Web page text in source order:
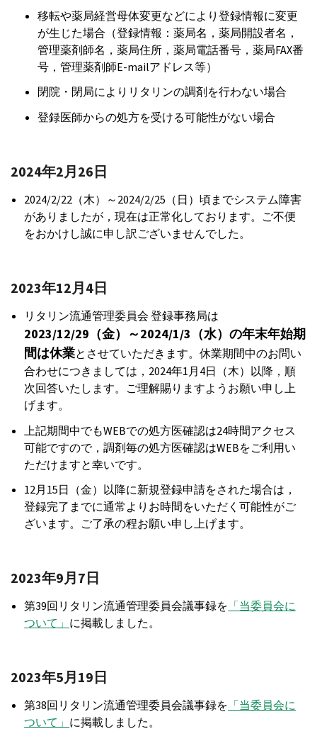
移転や薬局経営母体変更などにより登録情報に変更
が生じた場合（登録情報：薬局名，薬局開設者名，
管理薬剤師名，薬局住所，薬局電話番号，薬局FAX番
号，管理薬剤師E-mailアドレス等）
閉院・閉局によりリタリンの調剤を行わない場合
登録医師からの処方を受ける可能性がない場合
2024年2月26日
2024/2/22（木）～2024/2/25（日）頃までシステム障害
がありましたが，現在は正常化しております。ご不便
をおかけし誠に申し訳ございませんでした。
2023年12月4日
リタリン流通管理委員会 登録事務局は
2023/12/29（金）～2024/1/3（水）の年末年始期
間は休業とさせていただきます。休業期間中のお問い
合わせにつきましては，2024年1月4日（木）以降，順
次回答いたします。ご理解賜りますようお願い申し上
げます。
上記期間中でもWEBでの処方医確認は24時間アクセス
可能ですので，調剤毎の処方医確認はWEBをご利用い
ただけますと幸いです。
12月15日（金）以降に新規登録申請をされた場合は，
登録完了までに通常よりお時間をいただく可能性がご
ざいます。ご了承の程お願い申し上げます。
2023年9月7日
第39回リタリン流通管理委員会議事録を 「当委員会に
ついて」 に掲載しました。
2023年5月19日
第38回リタリン流通管理委員会議事録を 「当委員会に
ついて」 に掲載しました。